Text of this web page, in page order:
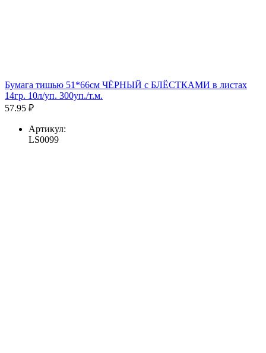
Бумага тишью 51*66см ЧЁРНЫЙ с БЛЁСТКАМИ в листах
14гр. 10л/уп. 300уп./т.м.
57.95 ₽
Артикул:
LS0099